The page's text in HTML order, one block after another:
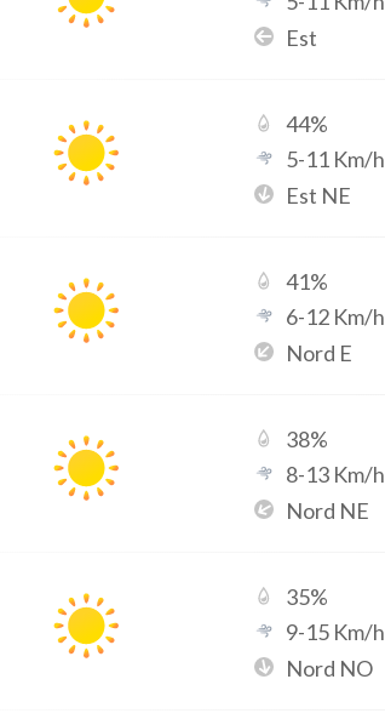
Est
44%
5-11 Km/h
Est NE
41%
6-12 Km/h
Nord E
38%
8-13 Km/h
Nord NE
35%
9-15 Km/h
Nord NO